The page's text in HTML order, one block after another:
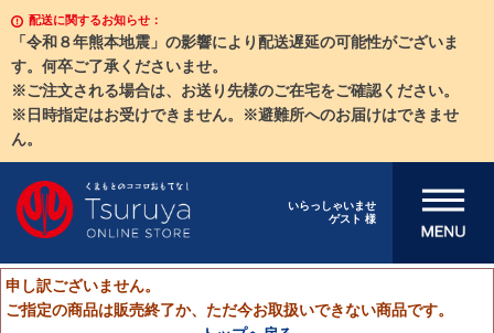
配送に関するお知らせ：
「令和８年熊本地震」の影響により配送遅延の可能性がございま
す。何卒ご了承くださいませ。
※ご注文される場合は、お送り先様のご在宅をご確認ください。
※日時指定はお受けできません。※避難所へのお届けはできませ
ん。
いらっしゃいませ
ゲスト 様
メニューを開
申し訳ございません。
ご指定の商品は販売終了か、ただ今お取扱いできない商品です。